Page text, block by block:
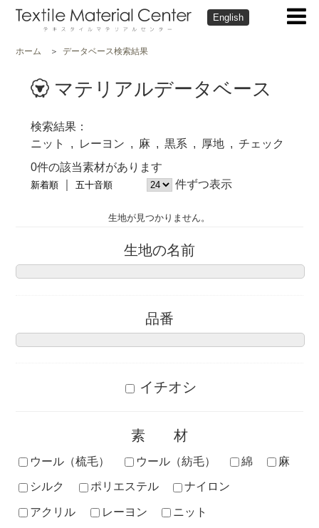
English
ホーム データベース検索結果
マテリアルデータベース
検索結果
ニット
レーヨン 麻 黒系 厚地
チェック
0件の該当素材があります
新着順 五十音順 件ずつ表示
生地が見つかりません。
生地の名前
品番
イチオシ
素材
ウール（梳毛） ウール（紡毛） 綿
麻
シルク
ポリエステル
ナイロン
アクリル
レーヨン
ニット